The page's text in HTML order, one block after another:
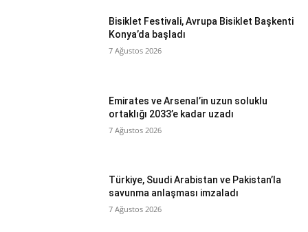
Bisiklet Festivali, Avrupa Bisiklet Başkenti
Konya’da başladı
7 Ağustos 2026
Emirates ve Arsenal’in uzun soluklu
ortaklığı 2033’e kadar uzadı
7 Ağustos 2026
Türkiye, Suudi Arabistan ve Pakistan’la
savunma anlaşması imzaladı
7 Ağustos 2026